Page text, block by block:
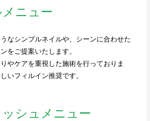
ニュー
なシンプルネイルや、シーンに合わせた
をご提案いたします。
やケアを重視した施術を行っておりま
いフィルイン推奨です。
シュメニュー